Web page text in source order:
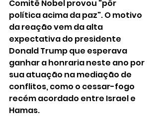
Comitê Nobel provou "pôr
política acima da paz". O motivo
da reação vem da alta
expectativa do presidente
Donald Trump que esperava
ganhar a honraria neste ano por
sua atuação na mediação de
conflitos, como o cessar-fogo
recém acordado entre Israel e
Hamas.